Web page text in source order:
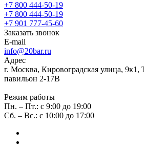
+7 800 444-50-19
+7 800 444-50-19
+7 901 777-45-60
Заказать звонок
E-mail
info@20bar.ru
Адрес
г. Москва, Кировоградская улица,
павильон 2-17В
Режим работы
Пн. – Пт.: с 9:00 до 19:00
Сб. – Вс.: с 10:00 до 17:00